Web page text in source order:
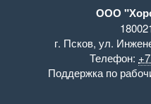
ООО
г. Псков, ул.
Телефон:
Поддержка по